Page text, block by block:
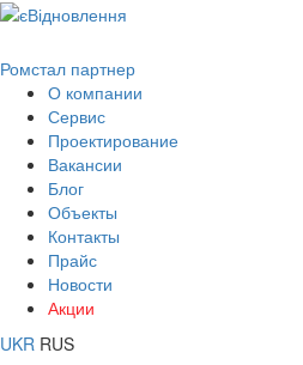
Ромстал партнер
О компании
Сервис
Проектирование
Вакансии
Блог
Объекты
Контакты
Прайс
Новости
Акции
UKR RUS